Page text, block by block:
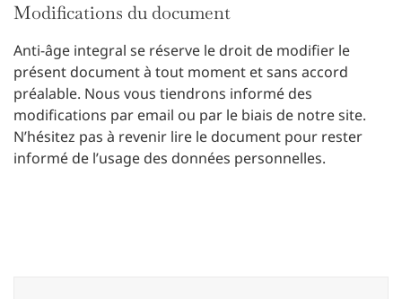
Modifications du document
Anti-âge integral se réserve le droit de modifier le
présent document à tout moment et sans accord
préalable. Nous vous tiendrons informé des
modifications par email ou par le biais de notre site.
N’hésitez pas à revenir lire le document pour rester
informé de l’usage des données personnelles.